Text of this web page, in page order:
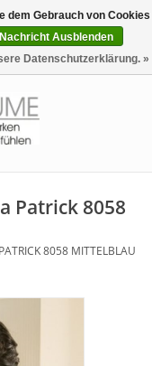
0 Artikel - €0,00
Patrick 8058
8058 MITTELBLAU
dem Gebrauch von Cookies
Ausblenden
Datenschutzerklärung. »